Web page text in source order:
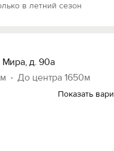
в летний сезон
Мира, д. 90а
До центра 1650м
Показать